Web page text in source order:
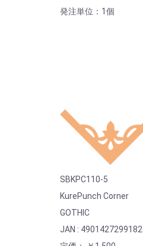
発注単位：1個
SBKPC110-5
KurePunch Corner
GOTHIC
JAN : 4901427299182